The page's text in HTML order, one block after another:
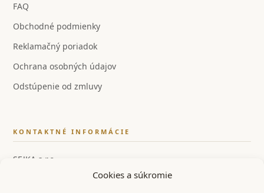
Cookies a súkromie
FAQ
Obchodné podmienky
Reklamačný poriadok
Ochrana osobných údajov
Odstúpenie od zmluvy
KONTAKTNÉ INFORMÁCIE
SEJKA s.r.o.